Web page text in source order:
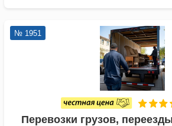
№ 1951
Перевозки грузов,